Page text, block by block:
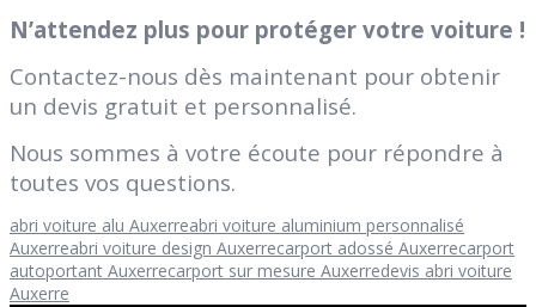
N’attendez plus pour protéger votre voiture !
Contactez-nous dès maintenant pour obtenir
un devis gratuit et personnalisé.
Nous sommes à votre écoute pour répondre à
toutes vos questions.
abri voiture alu Auxerreabri voiture aluminium personnalisé
Auxerreabri voiture design Auxerrecarport adossé Auxerrecarport
autoportant Auxerrecarport sur mesure Auxerredevis abri voiture
Auxerre